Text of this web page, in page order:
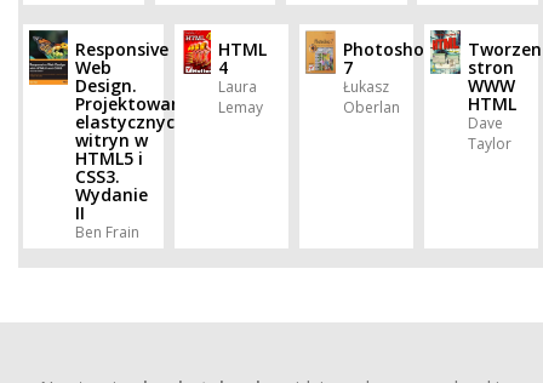
Responsive
Web
Design.
Projektowanie
elastycznych
witryn w
HTML5 i
CSS3.
Wydanie
II
Ben Frain
HTML
4
Laura
Lemay
Photoshop
7
Łukasz
Oberlan
stron
WWW
HTML
Dave
Taylor